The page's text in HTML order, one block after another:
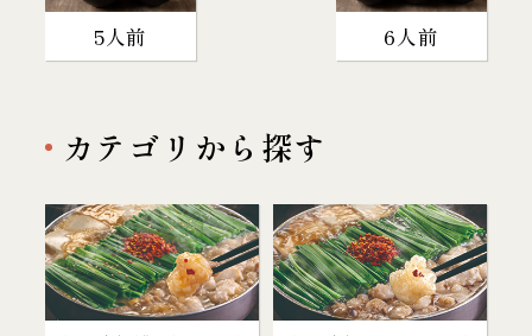
5人前 6人前
カテゴリから探す